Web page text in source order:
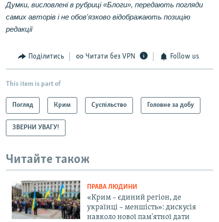
Думки, висловлені в рубриці «Блоги», передають погляди
самих авторів і не обов'язково відображають позицію
редакції
Поділитись Читати без VPN Follow us
This item is part of
Погляд Крим Суспільство Головне за добу
ЗВЕРНИ УВАГУ!
Читайте також
ПРАВА ЛЮДИНИ
«Крим – єдиний регіон, де
українці – меншість»: дискусія
навколо нової пам'ятної дати